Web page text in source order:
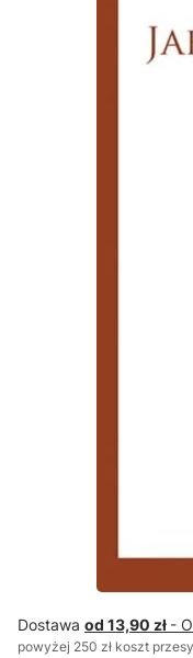
Dostawa od 13,90 zł -
powyżej 250 zł koszt